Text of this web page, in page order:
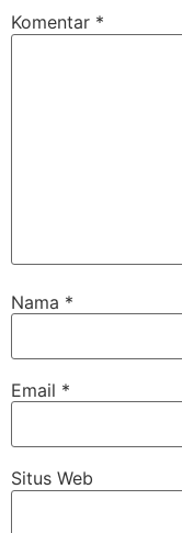
Komentar *
Nama *
Email *
Situs Web